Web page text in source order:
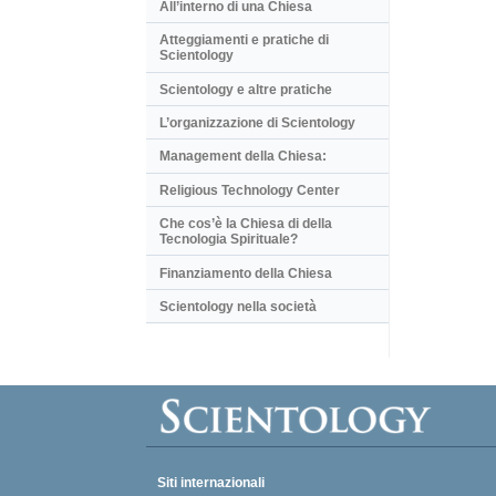
All’interno di una Chiesa
Atteggiamenti e pratiche di
Scientology
Scientology e altre pratiche
L’organizzazione di Scientology
Management della Chiesa:
Religious Technology Center
Che cos’è la Chiesa di della
Tecnologia Spirituale?
Finanziamento della Chiesa
Scientology nella società
Siti internazionali